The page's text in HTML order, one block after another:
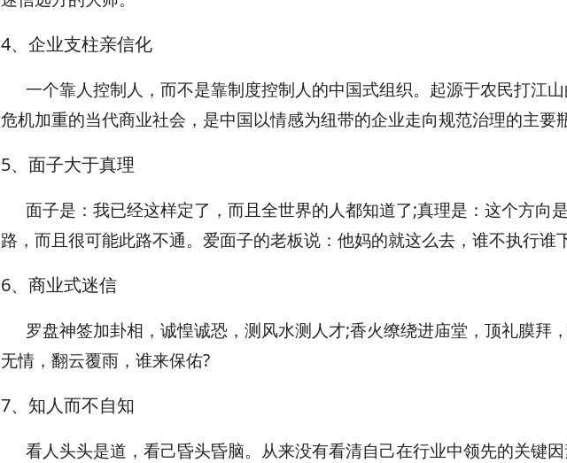
4、企业支柱亲信化
一个靠人控制人，而不是靠制度控制人的中国式组织。起源于农民打江
危机加重的当代商业社会，是中国以情感为纽带的企业走向规范治理的主要瓶
5、面子大于真理
面子是：我已经这样定了，而且全世界的人都知道了;真理是：这个方向
路，而且很可能此路不通。爱面子的老板说：他妈的就这么去，谁不执行谁
6、商业式迷信
罗盘神签加卦相，诚惶诚恐，测风水测人才;香火缭绕进庙堂，顶礼膜拜
无情，翻云覆雨，谁来保佑?
7、知人而不自知
看人头头是道，看己昏头昏脑。从来没有看清自己在行业中领先的关键